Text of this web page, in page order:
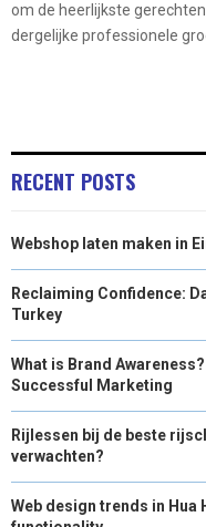
om de heerlijkste
dergelijke professionele
RECENT POSTS
Webshop laten maken in
Reclaiming Confidence:
Turkey
What is Brand
Successful Marketing
Rijlessen bij de beste
verwachten?
Web design trends in Hua